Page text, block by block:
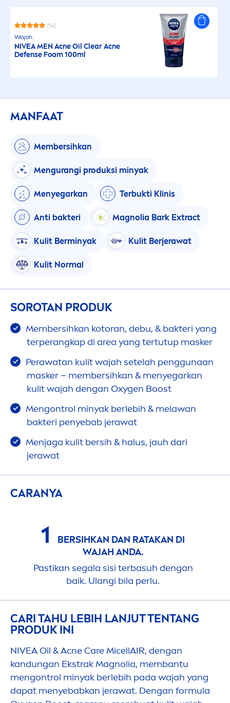
(14)
Wajah
NIVEAMENAcne Oil Clear Acne
Defense Foam 100ml
MANFAAT
Membersihkan
Mengurangi produksi minyak
Menyegarkan Terbukti Klinis
Anti bakteri Magnolia Bark Extract
Kulit Berminyak Kulit Berjerawat
Kulit Normal
SOROTAN PRODUK
Membersihkan kotoran, debu, & bakteri yang
terperangkap di area yang tertutup masker
Perawatan kulit wajah setelah penggunaan
masker – membersihkan &menyegarkan
kulit wajah dengan Oxygen Boost
Mengontrol minyak berlebih & melawan
bakteri penyebab jerawat
Menjaga kulit bersih & halus, jauh dari
jerawat
CARANYA
1
BERSIHKAN DAN RATAKAN DI
WAJAH ANDA.
Pastikan segala sisi terbasuh dengan
baik. Ulangi bila perlu.
CARI TAHU LEBIH LANJUT TENTANG
PRODUK INI
NIVEAOil & Acne CareMicellAIR, dengan
kandungan Ekstrak Magnolia, membantu
mengontrol minyak berlebih pada wajah yang
dapat menyebabkan jerawat. Dengan formula